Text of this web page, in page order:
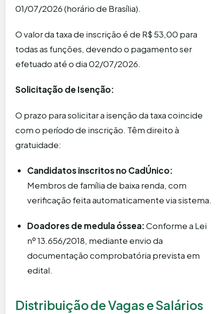
01/07/2026 (horário de Brasília).
O valor da taxa de inscrição é de R$ 53,00 para
todas as funções, devendo o pagamento ser
efetuado até o dia 02/07/2026.
Solicitação de Isenção:
O prazo para solicitar a isenção da taxa coincide
com o período de inscrição. Têm direito à
gratuidade:
Candidatos inscritos no CadÚnico:
Membros de família de baixa renda, com
verificação feita automaticamente via sistema.
Doadores de medula óssea:Conforme a Lei
nº 13.656/2018, mediante envio da
documentação comprobatória prevista em
edital.
Distribuição de Vagas e Salários